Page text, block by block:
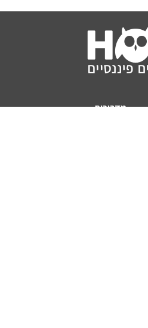
מדריכים